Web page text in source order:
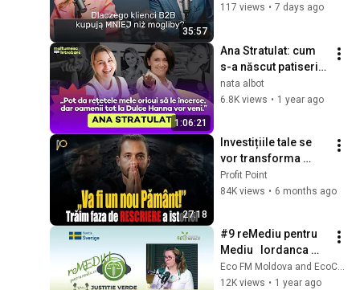
35:57
117 views • 7 days ago
1:06:21
Ana Stratulat: cum
s-a născut patiseria
Dulce Hanna la Mai
Dulce și de ce nu
nata albot
6.8K views • 1 year ago
27:18
Investițiile tale se
vor transforma
complet. Uite ce va
dicta asupra
Profit Point
84K views • 6 months ago
#9 reMediu pentru
Mediu   Iordanca
Rodica Iordanov
Eco FM Moldova and EcoContact
12K views • 1 year ago